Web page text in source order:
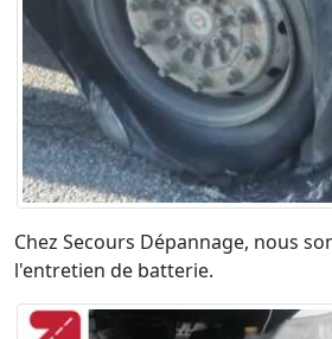
Chez Secours Dépannage, nous
l'entretien de batterie.